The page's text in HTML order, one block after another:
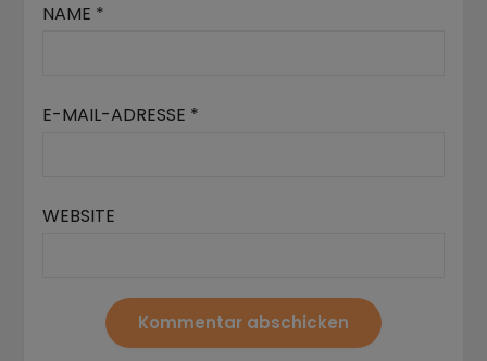
NAME *
E-MAIL-ADRESSE *
WEBSITE